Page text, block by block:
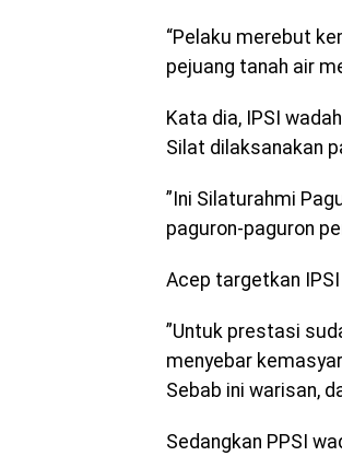
“Pelaku merebut
pejuang tanah air
Kata dia, IPSI
Silat dilaksanakan
”Ini Silaturahmi
paguron-paguron
Acep targetkan
”Untuk prestasi
menyebar
Sebab ini warisan,
Sedangkan PPSI